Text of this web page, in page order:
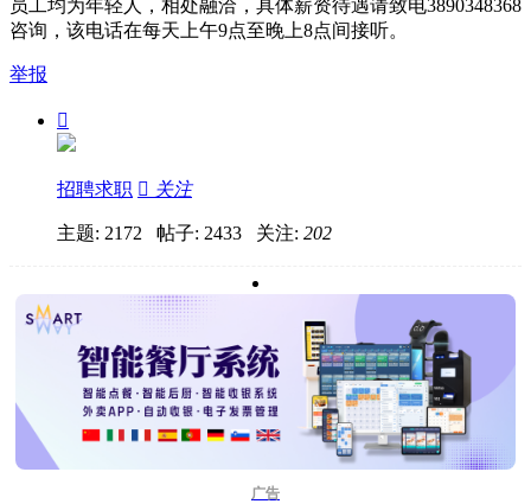
员工均为年轻人，相处融洽，具体薪资待遇请致电3890348368
咨询，该电话在每天上午9点至晚上8点间接听。
举报

招聘求职  关注
主题: 2172 帖子: 2433 关注: 202
广告